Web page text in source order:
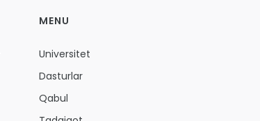
MENU
Universitet
Dasturlar
Qabul